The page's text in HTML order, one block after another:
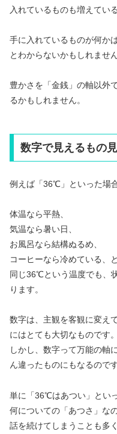
入れているものも増えてい
手に入れているものが何か
とわからないかもしれません
豊かさを「金銭」の軸以外
るかもしれません。
数字で見えるもの
例えば「36℃」といった場合
体温なら平熱、
気温なら暑い日、
お風呂なら結構ぬるめ、
コーヒーなら冷めている、と
同じ36℃という温度でも、
ります。
数字は、主観を客観に変え
にはとても大切なものです。
しかし、数字って万能の軸
ん違ったものにもなるのです
単に「36℃はあつい」といっ
何についての「あつさ」な
話を続けてしまうことも多